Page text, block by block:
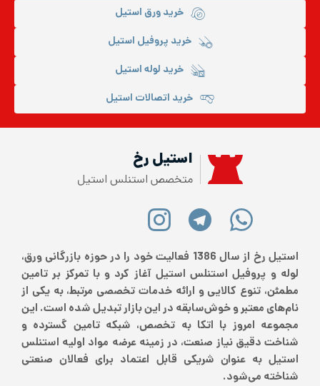
خرید ورق استیل
خرید پروفیل استیل
خرید لوله استیل
خرید اتصالات استیل
استیل رخ
متخصص استنلس استیل
استیل رخ از سال 1386 فعالیت خود را در حوزه بازرگانی ورق،
لوله و پروفیل استنلس استیل آغاز کرد و با تمرکز بر تامین
مطمئن، تنوع کالایی و ارائه خدمات تخصصی مرتبط، به یکی از
نام‌های معتبر و خوش‌سابقه در این بازار تبدیل شده است. این
مجموعه امروز با اتکا به تخصص، شبکه تامین گسترده و
شناخت دقیق نیاز صنعت، در زمینه عرضه مواد اولیه استنلس
استیل به عنوان شریکی قابل اعتماد برای فعالان صنعتی
شناخته می‌شود.